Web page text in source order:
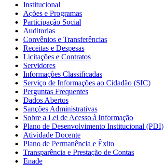
Institucional
Ações e Programas
Participação Social
Auditorias
Convênios e Transferências
Receitas e Despesas
Licitações e Contratos
Servidores
Informações Classificadas
Serviço de Informações ao Cidadão (SIC)
Perguntas Frequentes
Dados Abertos
Sanções Administrativas
Sobre a Lei de Acesso à Informação
Plano de Desenvolvimento Institucional (PDI)
Atividade Docente
Plano de Permanência e Êxito
Transparência e Prestação de Contas
Enade